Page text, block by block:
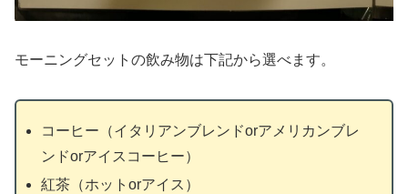
モーニングセットの飲み物は下記から選べます。
コーヒー（イタリアンブレンドorアメリカンブレ
ンドorアイスコーヒー）
紅茶（ホットorアイス）